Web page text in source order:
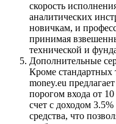
скорость
аналитических
новичкам, и
принимая
технической и
Дополнительные
Кроме стандартных
money.eu
порогом входа от
счет с доходом
средства, что